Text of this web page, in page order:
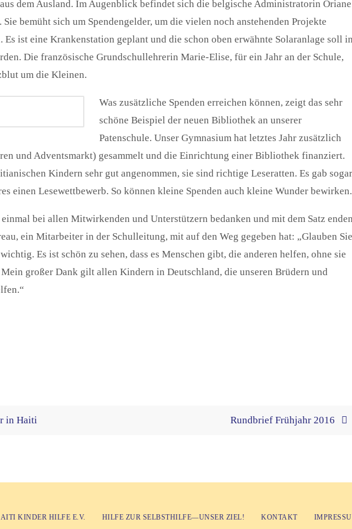
dem Ausland. Im Augenblick befindet sich die belgische Administratorin Oriane
bemüht sich um Spendengelder, um die vielen noch anstehenden Projekte
Es ist eine Krankenstation geplant und die schon oben erwähnte Solaranlage soll in
Die französische Grundschullehrerin Marie-Elise, für ein Jahr an der Schule,
um die Kleinen.
Was zusätzliche Spenden erreichen können, zeigt das sehr
schöne Beispiel der neuen Bibliothek an unserer
Patenschule. Unser Gymnasium hat letztes Jahr zusätzlich
und Adventsmarkt) gesammelt und die Einrichtung einer Bibliothek finanziert.
Kindern sehr gut angenommen, sie sind richtige Leseratten. Es gab sogar
einen Lesewettbewerb. So können kleine Spenden auch kleine Wunder bewirken.
bei allen Mitwirkenden und Unterstützern bedanken und mit dem Satz
ein Mitarbeiter in der Schulleitung, mit auf den Weg gegeben hat: „Glauben Sie
Es ist schön zu sehen, dass es Menschen gibt, die anderen helfen, ohne sie
großer Dank gilt allen Kindern in Deutschland, die unseren Brüdern und
in Haiti Rundbrief Frühjahr 2016
KINDER HILFE E.V. HILFE ZUR SELBSTHILFE—UNSER ZIEL! KONTAKT